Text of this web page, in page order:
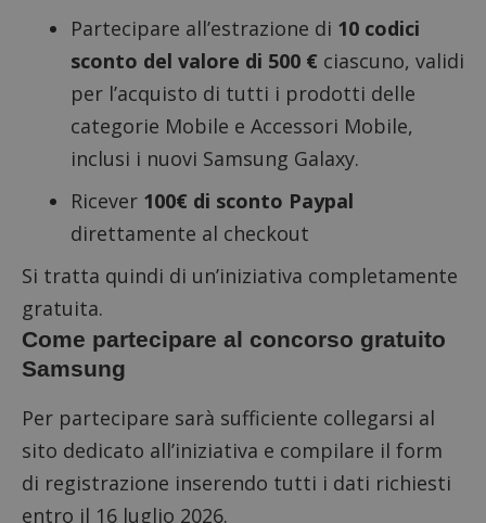
Partecipare all’estrazione di 10 codici
sconto del valore di 500 € ciascuno, validi
per l’acquisto di tutti i prodotti delle
categorie Mobile e Accessori Mobile,
inclusi i nuovi Samsung Galaxy.
Ricever 100€ di sconto Paypal
direttamente al checkout
Si tratta quindi di un’iniziativa completamente
gratuita.
Come partecipare al concorso gratuito
Samsung
Per partecipare sarà sufficiente collegarsi al
sito dedicato all’iniziativa e compilare il form
di registrazione inserendo tutti i dati richiesti
entro il 16 luglio 2026.